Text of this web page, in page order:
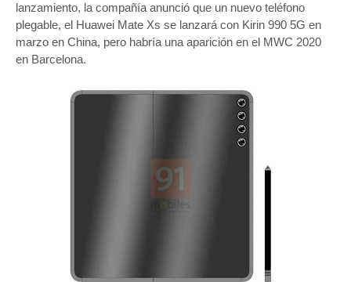
lanzamiento, la compañía anunció que un nuevo teléfono
plegable, el Huawei Mate Xs se lanzará con Kirin 990 5G en
marzo en China, pero habría una aparición en el MWC 2020
en Barcelona.